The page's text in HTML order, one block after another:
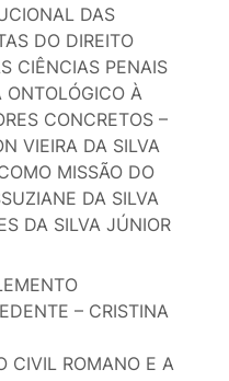
DAS
DO DIREITO
CIÊNCIAS PENAIS
ONTOLÓGICO À
CONCRETOS –
VIEIRA DA SILVA
MISSÃO DO
DA SILVA
DA SILVA JÚNIOR
– CRISTINA
CIVIL ROMANO E A